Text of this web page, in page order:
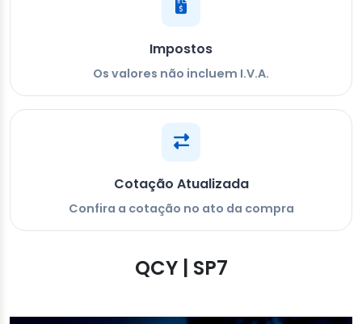
Impostos
Os valores não incluem I.V.A.
Cotação Atualizada
Confira a cotação no ato da compra
QCY | SP7